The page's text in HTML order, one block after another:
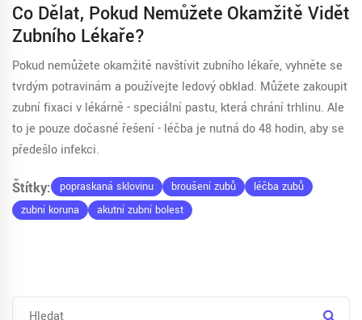
Co Dělat, Pokud Nemůžete Okamžitě Vidět
Zubního Lékaře?
Pokud nemůžete okamžitě navštívit zubního lékaře, vyhněte se
tvrdým potravinám a používejte ledový obklad. Můžete zakoupit
zubní fixaci v lékárně - speciální pastu, která chrání trhlinu. Ale
to je pouze dočasné řešení - léčba je nutná do 48 hodin, aby se
předešlo infekci.
Štítky: popraskaná sklovinu broušení zubů
léčba zubů
zubní koruna
akutní zubní bolest